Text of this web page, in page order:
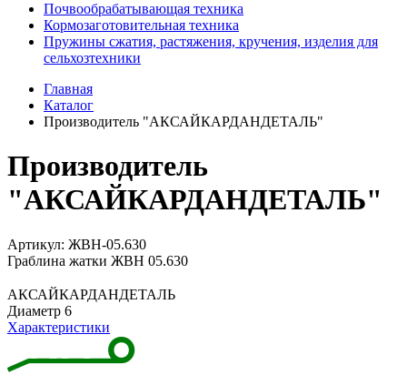
Почвообрабатывающая техника
Кормозаготовительная техника
Пружины сжатия, растяжения, кручения, изделия для
сельхозтехники
Главная
Каталог
Производитель "АКСАЙКАРДАНДЕТАЛЬ"
Производитель
"АКСАЙКАРДАНДЕТАЛЬ"
Артикул: ЖВН-05.630
Граблина жатки ЖВН 05.630
АКСАЙКАРДАНДЕТАЛЬ
Диаметр 6
Характеристики